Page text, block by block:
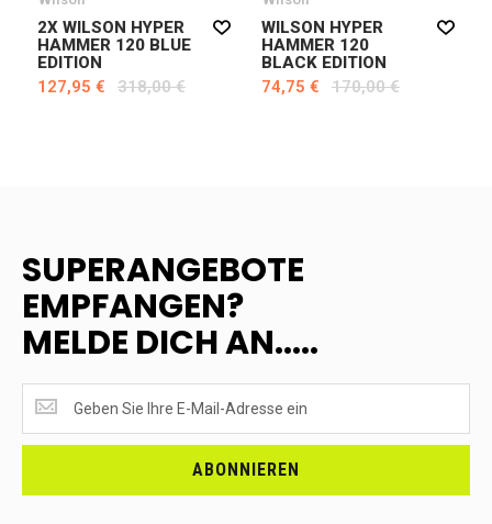
2X WILSON HYPER
HAMMER 120 BLUE
EDITION
127,95 €
318,00 €
WILSON HYPER
HAMMER 120
BLACK EDITION
74,75 €
170,00 €
SUPERANGEBOTE
EMPFANGEN?
MELDE DICH AN.....
EMPFANGEN?
<br>MELDE
ABONNIEREN